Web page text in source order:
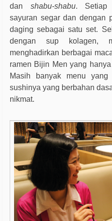
dan shabu-shabu. Setiap
sayuran segar dan dengan
daging sebagai satu set.
dengan sup kolagen,
menghadirkan berbagai
ramen Bijin Men yang
Masih banyak menu
sushinya yang berbahan
nikmat.